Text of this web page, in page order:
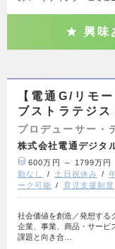
興味
【電通G/リモ
ブストラテジス
プロデューサー・
株式会社電通デジタ
600万円 ～ 1799万円
勤なし
土日祝休み
ーク可能
育児支援制度
社会価値を創造／発想する
企業、事業、商品・サービ
課題と向き合…